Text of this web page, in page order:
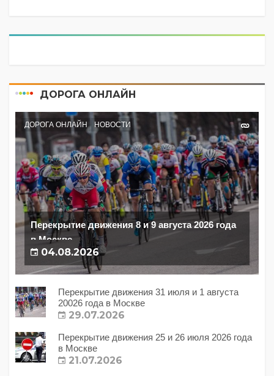
ДОРОГА ОНЛАЙН
ДОРОГА ОНЛАЙН НОВОСТИ
Перекрытие движения 8 и 9 августа 2026 года
в Москве
04.08.2026
Перекрытие движения 31 июля и 1 августа
20026 года в Москве
29.07.2026
Перекрытие движения 25 и 26 июля 2026 года
в Москве
21.07.2026